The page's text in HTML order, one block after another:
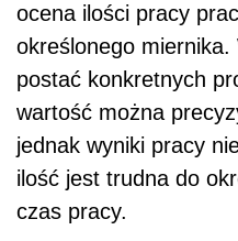
ocena ilości pracy
określonego
postać konkretnych
wartość można
jednak wyniki pracy
ilość jest trudna do
czas pracy.